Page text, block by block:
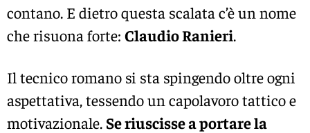
contano. E dietro questa scalata c’è un nome
che risuona forte: Claudio Ranieri.
Il tecnico romano si sta spingendo oltre ogni
aspettativa, tessendo un capolavoro tattico e
motivazionale. Se riuscisse a portare la